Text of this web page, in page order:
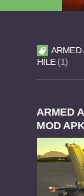
Dream Road
Felix the
ARMED
HILE 1
ARMED
MOD